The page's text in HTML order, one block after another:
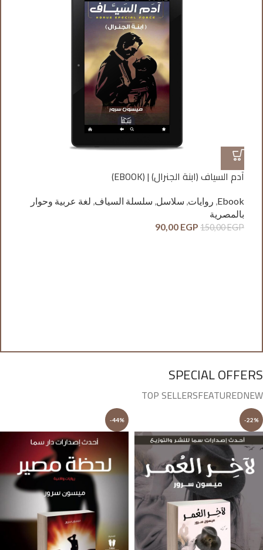
آدم السياف (ابنة الجنرال) | (EBOOK)
Ebook
, روايات, سلاسل, سلسلة السياف, لغة عربية وحوار
بالمصرية
150,00EGP
90,00 EGP
SPECIAL OFFERS
NEW
FEATURED
TOP SELLERS
-22%
-44%